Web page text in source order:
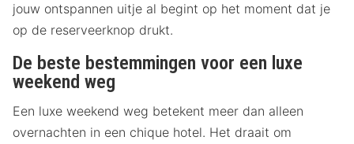
jouw ontspannen uitje al begint op het moment dat je
op de reserveerknop drukt.
De beste bestemmingen voor een luxe
weekend weg
Een luxe weekend weg betekent meer dan alleen
overnachten in een chique hotel. Het draait om